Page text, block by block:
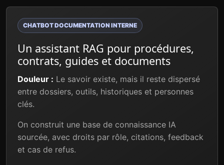
CHATBOT DOCUMENTATION INTERNE
Un assistant RAG pour procédures,
contrats, guides et documents
Douleur : Le savoir existe, mais il reste dispersé
entre dossiers, outils, historiques et personnes
clés.
On construit une base de connaissance IA
sourcée, avec droits par rôle, citations, feedback
et cas de refus.